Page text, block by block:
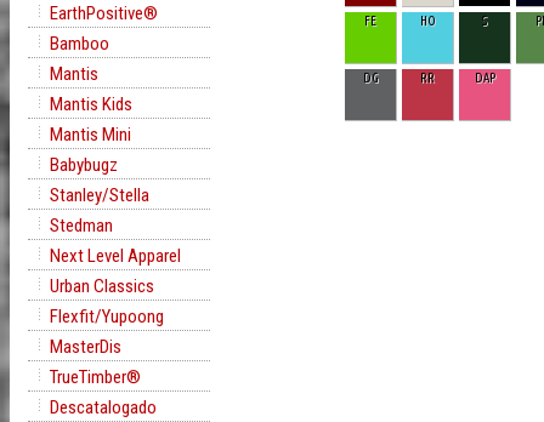
EarthPositive®
Bamboo
Mantis
Mantis Kids
Mantis Mini
Babybugz
Stanley/Stella
Stedman
Next Level Apparel
Urban Classics
Flexfit/Yupoong
MasterDis
TrueTimber®
Descatalogado
FE HO S
DG RR DAP